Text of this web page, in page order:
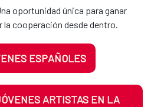
oportunidad única para ganar
cooperación desde dentro.
ESPAÑOLES
ARTISTAS EN LA